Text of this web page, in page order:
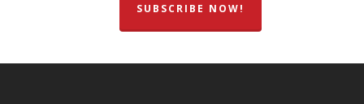
SUBSCRIBE NOW!